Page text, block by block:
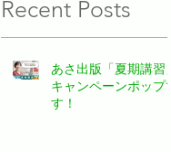
Recent Posts
あさ出版「夏期講習」
キャンペーンポップで
す！